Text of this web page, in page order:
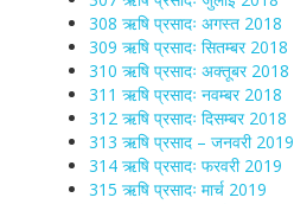
308 ऋषि प्रसादः अगस्त 2018
309 ऋषि प्रसादः सितम्बर 2018
310 ऋषि प्रसादः अक्तूबर 2018
311 ऋषि प्रसादः नवम्बर 2018
312 ऋषि प्रसादः दिसम्बर 2018
313 ऋषि प्रसाद – जनवरी 2019
314 ऋषि प्रसादः फरवरी 2019
315 ऋषि प्रसादः मार्च 2019